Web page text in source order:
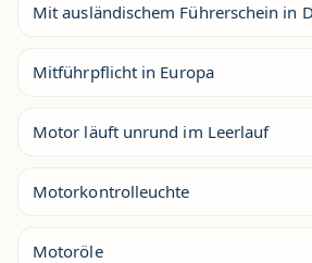
Mit ausländischem Führerschein in
Mitführpflicht in Europa
Motor läuft unrund im Leerlauf
Motorkontrolleuchte
Motoröle